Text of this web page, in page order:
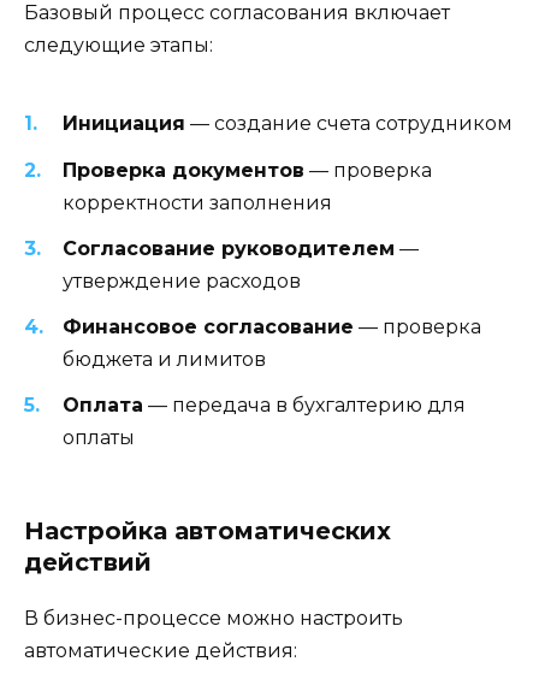
Базовый процесс согласования включает
следующие этапы:
Инициация — создание счета сотрудником
Проверка документов — проверка
корректности заполнения
Согласование руководителем —
утверждение расходов
Финансовое согласование — проверка
бюджета и лимитов
Оплата — передача в бухгалтерию для
оплаты
Настройка автоматических
действий
В бизнес-процессе можно настроить
автоматические действия: